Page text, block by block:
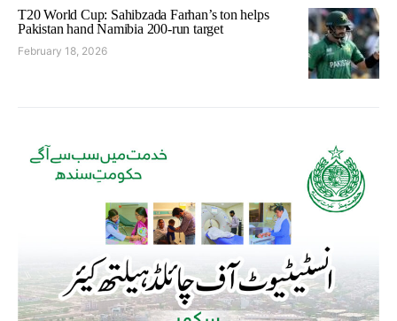
T20 World Cup: Sahibzada Farhan’s ton helps
Pakistan hand Namibia 200-run target
February 18, 2026